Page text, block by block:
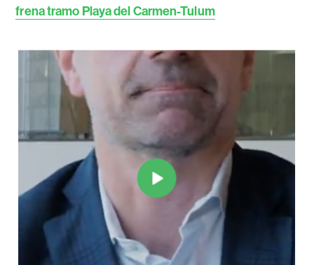
frena tramo Playa del Carmen-Tulum